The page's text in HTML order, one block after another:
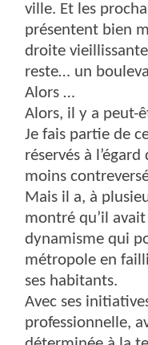
ville. Et les
présentent bien
droite
reste… un
Alors …
Alors, il y a peut-
Je fais partie de
réservés à
moins
Mais il a, à
montré qu’il
dynamisme qui
métropole en
ses habitants.
Avec ses
professionnelle,